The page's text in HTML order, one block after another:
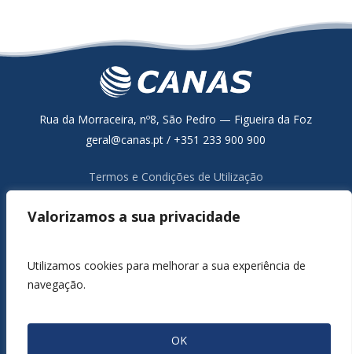
Valorizamos a sua privacidade
Utilizamos cookies para melhorar a sua experiência de
navegação.
OK
Rua da Morraceira, nº8, São Pedro — Figueira da Foz
geral@canas.pt / +351 233 900 900
Termos e Condições de Utilização
Resolução Alternativa de Litígios de Consumo
Canal de Denúncia
Servers Powered byGRIFIN, SSI, Lda.